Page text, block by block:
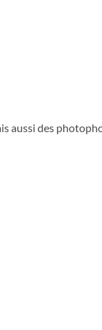
aussi des